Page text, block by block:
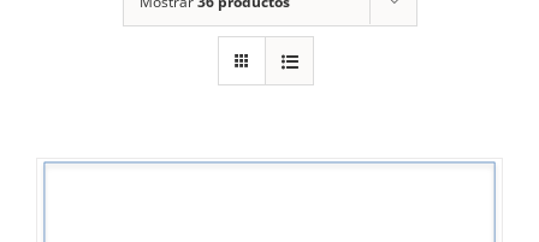
Galería Multimedia